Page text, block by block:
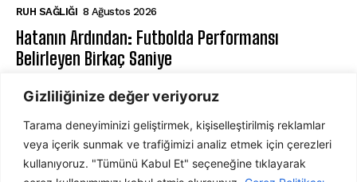
Gizliliğinize değer veriyoruz
Tarama deneyiminizi geliştirmek, kişiselleştirilmiş reklamlar
veya içerik sunmak ve trafiğimizi analiz etmek için çerezleri
kullanıyoruz. "Tümünü Kabul Et" seçeneğine tıklayarak
⁠RUH SAĞLIĞI 8 Ağustos 2026
Hatanın Ardından: Futbolda Performansı
Belirleyen Birkaç Saniye
ABONE OL